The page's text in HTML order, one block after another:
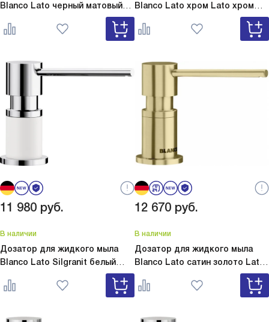
Blanco Lato черный матовый
Lato черный матовый 525789
Blanco Lato хром Lato хром
11 980 руб.
В наличии
Дозатор для жидкого мыла
Blanco Lato Silgranit белый
Lato Silgranit белый 525814
12 670 руб.
В наличии
Дозатор для жидкого мыла
Blanco Lato сатин золото Lato